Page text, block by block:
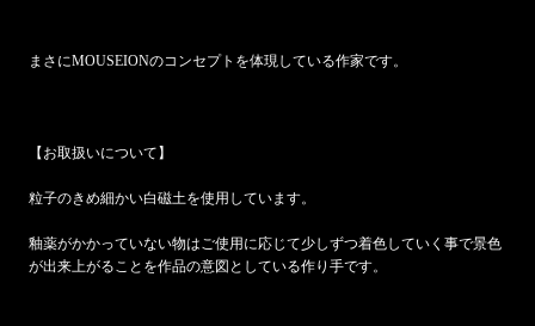
まさにMOUSEIONのコンセプトを体現している作家です。
【お取扱いについて】
粒子のきめ細かい白磁土を使用しています。
釉薬がかかっていない物はご使用に応じて少しずつ着色していく事で景色
が出来上がることを作品の意図としている作り手です。